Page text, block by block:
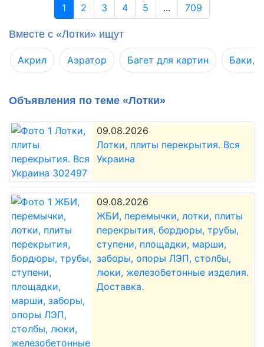
1 2 3 4 5 ... 709
Вместе с «Лотки» ищут
Акрил Аэратор Багет для картин Баки,
Объявления по теме «Лотки»
09.08.2026
Лотки, плиты перекрытия. Вся
Украина
09.08.2026
ЖБИ, перемычки, лотки, плиты
перекрытия, бордюры, трубы,
ступени, площадки, марши,
заборы, опоры ЛЭП, столбы,
люки, железобетонные изделия.
Доставка.